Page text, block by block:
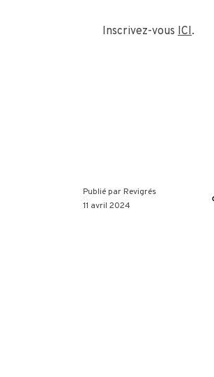
Inscrivez-vous ICI.
Publié parRevigrés
11 avril 2024